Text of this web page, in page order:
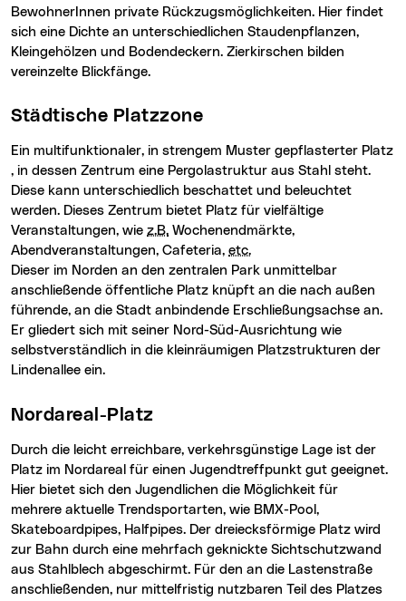
BewohnerInnen private Rückzugsmöglichkeiten. Hier findet
sich eine Dichte an unterschiedlichen Staudenpflanzen,
Kleingehölzen und Bodendeckern. Zierkirschen bilden
vereinzelte Blickfänge.
Städtische Platzzone
Ein multifunktionaler, in strengem Muster gepflasterter Platz
, in dessen Zentrum eine Pergolastruktur aus Stahl steht.
Diese kann unterschiedlich beschattet und beleuchtet
werden. Dieses Zentrum bietet Platz für vielfältige
Veranstaltungen, wie z.B. Wochenendmärkte,
Abendveranstaltungen, Cafeteria, etc.
Dieser im Norden an den zentralen Park unmittelbar
anschließende öffentliche Platz knüpft an die nach außen
führende, an die Stadt anbindende Erschließungsachse an.
Er gliedert sich mit seiner Nord-Süd-Ausrichtung wie
selbstverständlich in die kleinräumigen Platzstrukturen der
Lindenallee ein.
Nordareal-Platz
Durch die leicht erreichbare, verkehrsgünstige Lage ist der
Platz im Nordareal für einen Jugendtreffpunkt gut geeignet.
Hier bietet sich den Jugendlichen die Möglichkeit für
mehrere aktuelle Trendsportarten, wie BMX-Pool,
Skateboardpipes, Halfpipes. Der dreiecksförmige Platz wird
zur Bahn durch eine mehrfach geknickte Sichtschutzwand
aus Stahlblech abgeschirmt. Für den an die Lastenstraße
anschließenden, nur mittelfristig nutzbaren Teil des Platzes